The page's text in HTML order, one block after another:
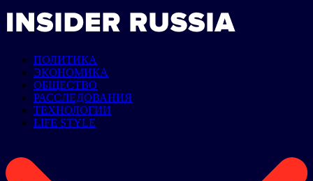
ПОЛИТИКА
ЭКОНОМИКА
ОБЩЕСТВО
РАССЛЕДОВАНИЯ
ТЕХНОЛОГИИ
LIFE STYLE